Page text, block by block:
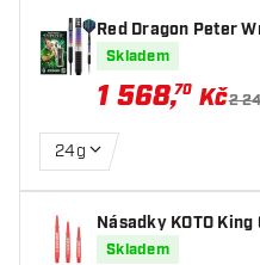
Red Dragon Peter
Šipky Steel
Skladem
1 568,70 Kč2
24g
Násadky KOTO King
Skladem